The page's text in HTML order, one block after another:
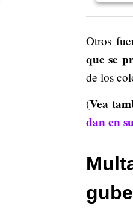
Otros
que se
de los
(Vea
dan en